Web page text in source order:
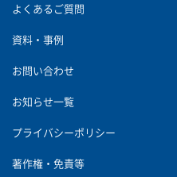
よくあるご質問
資料・事例
お問い合わせ
お知らせ一覧
プライバシーポリシー
著作権・免責等